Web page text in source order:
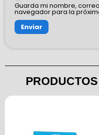
Guarda mi nombre,
navegador para la